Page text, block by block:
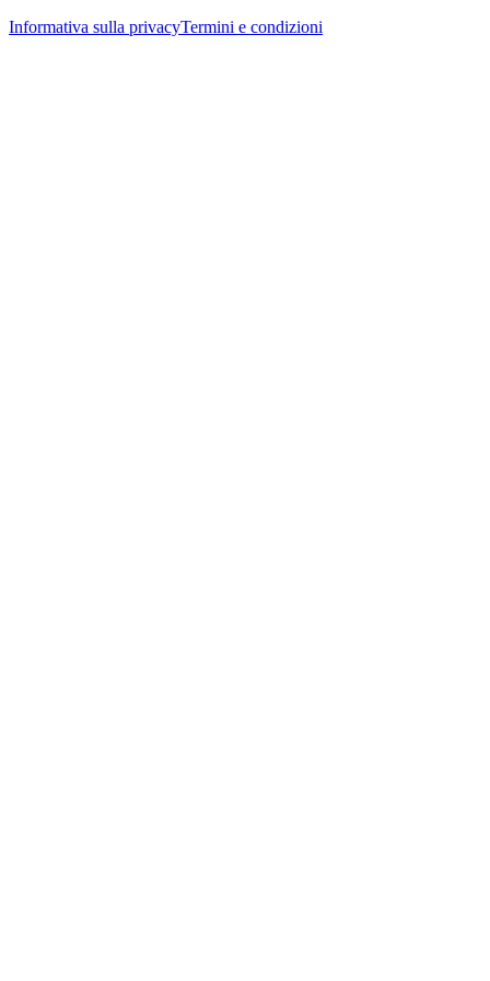
Informativa sulla privacyTermini e condizioni